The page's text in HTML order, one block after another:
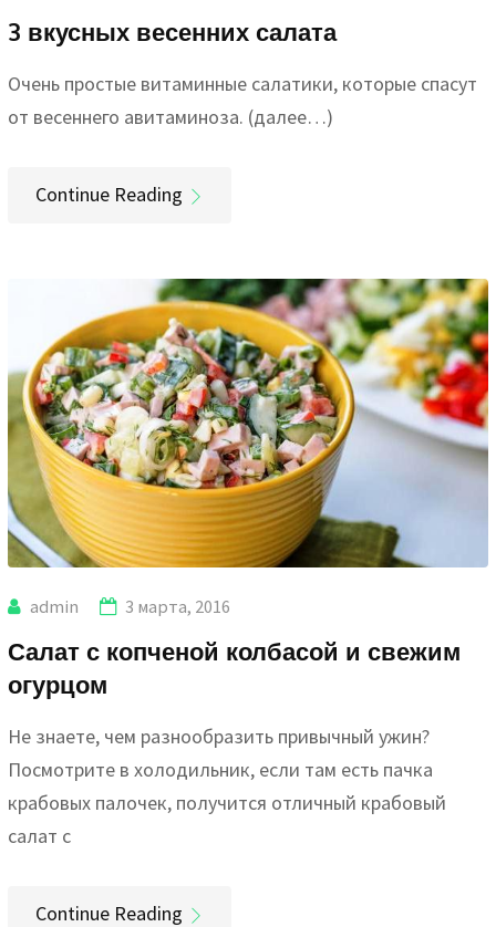
3 вкусных весенних салата
Очень простые витаминные салатики, которые спасут
от весеннего авитаминоза. (далее…)
Continue Reading
admin 3 марта, 2016
Салат с копченой колбасой и свежим
огурцом
Не знаете, чем разнообразить привычный ужин?
Посмотрите в холодильник, если там есть пачка
крабовых палочек, получится отличный крабовый
салат с
Continue Reading